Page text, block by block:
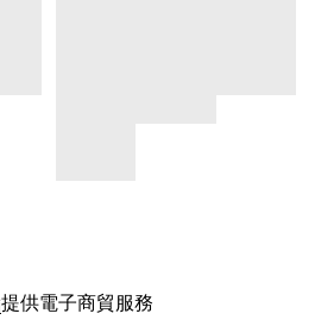
提供電子商貿服務